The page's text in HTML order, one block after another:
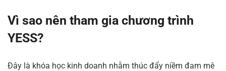
Vì sao nên tham gia chương trình
YESS?
Đây là khóa học kinh doanh nhằm thúc đẩy niềm đam mê